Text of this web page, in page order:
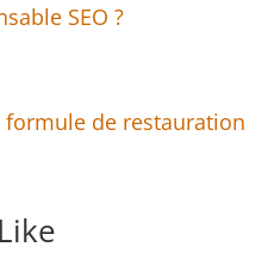
SEO ?
formule de restauration